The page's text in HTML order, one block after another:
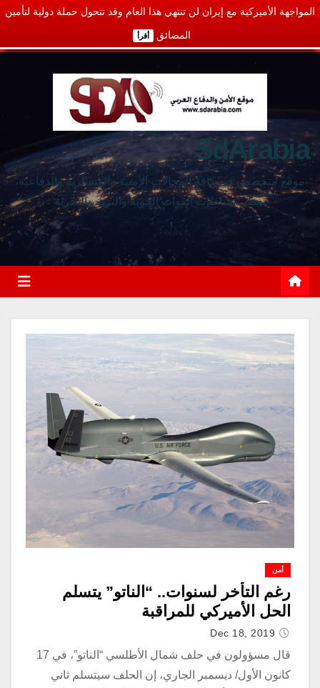
المواجهة الأميركية مع إيران لن تنتهي هذا العام وقد تتحول حملة دولية لتأمين
المضائق أقرأ
SdArabia
موقع متخصص في كافة المجالات الأمنية والعسكرية والدفاعية،
يغطي نشاطات القوات الجوية والبرية والبحرية
أمن
رغم التأخر لسنوات.. “الناتو” يتسلم
الحل الأميركي للمراقبة
Dec 18, 2019
قال مسؤولون في حلف شمال الأطلسي “الناتو”، في 17
كانون الأول/ ديسمبر الجاري، إن الحلف سيتسلم ثاني